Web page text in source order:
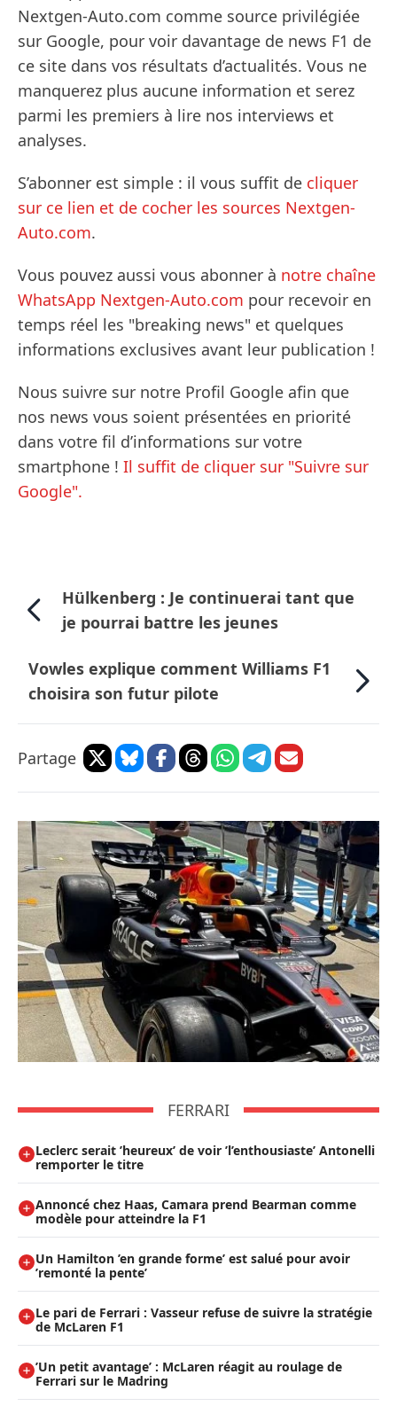
Nextgen-Auto.com comme source privilégiée
sur Google, pour voir davantage de news F1 de
ce site dans vos résultats d’actualités. Vous ne
manquerez plus aucune information et serez
parmi les premiers à lire nos interviews et
analyses.
S’abonner est simple : il vous suffit de cliquer
sur ce lien et de cocher les sources Nextgen-
Auto.com.
Vous pouvez aussi vous abonner à notre chaîne
WhatsApp Nextgen-Auto.com pour recevoir en
temps réel les "breaking news" et quelques
informations exclusives avant leur publication !
Nous suivre sur notre Profil Google afin que
nos news vous soient présentées en priorité
dans votre fil d’informations sur votre
smartphone ! Il suffit de cliquer sur "Suivre sur
Google".
Hülkenberg : Je continuerai tant que
je pourrai battre les jeunes
Vowles explique comment Williams F1
choisira son futur pilote
Partage
FERRARI
Leclerc serait ’heureux’ de voir ’l’enthousiaste’ Antonelli
remporter le titre
Annoncé chez Haas, Camara prend Bearman comme
modèle pour atteindre la F1
Un Hamilton ’en grande forme’ est salué pour avoir
’remonté la pente’
Le pari de Ferrari : Vasseur refuse de suivre la stratégie
de McLaren F1
’Un petit avantage’ : McLaren réagit au roulage de
Ferrari sur le Madring